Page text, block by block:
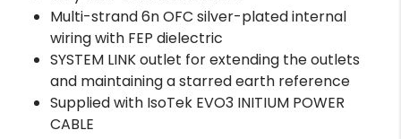
Multi-strand 6n OFC silver-plated internal
wiring with FEP dielectric
SYSTEM LINK outlet for extending the outlets
and maintaining a starred earth reference
Supplied with IsoTek EVO3 INITIUM POWER
CABLE